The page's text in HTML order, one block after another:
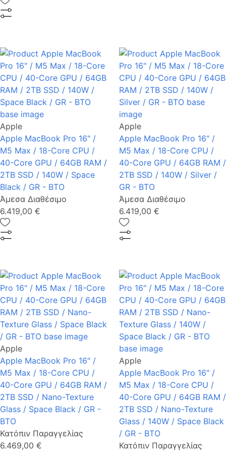
Apple
Apple MacBook Pro 16" /
M5 Max / 18-Core CPU /
40-Core GPU / 64GB RAM /
2TB SSD / 140W / Space
Black / GR - BTO
Άμεσα Διαθέσιμο
6.419,00 €
Apple
Apple MacBook Pro 16" /
M5 Max / 18-Core CPU /
40-Core GPU / 64GB RAM /
2TB SSD / 140W / Silver /
GR - BTO
Άμεσα Διαθέσιμο
6.419,00 €
Apple
Apple MacBook Pro 16" /
M5 Max / 18-Core CPU /
40-Core GPU / 64GB RAM /
2TB SSD / Nano-Texture
Glass / Space Black / GR -
BTO
Κατόπιν Παραγγελίας
6.469,00 €
Apple
Apple MacBook Pro 16" /
M5 Max / 18-Core CPU /
40-Core GPU / 64GB RAM /
2TB SSD / Nano-Texture
Glass / 140W / Space Black
/ GR - BTO
Κατόπιν Παραγγελίας